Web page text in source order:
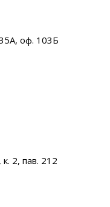
оф. 103Б
2, пав. 212